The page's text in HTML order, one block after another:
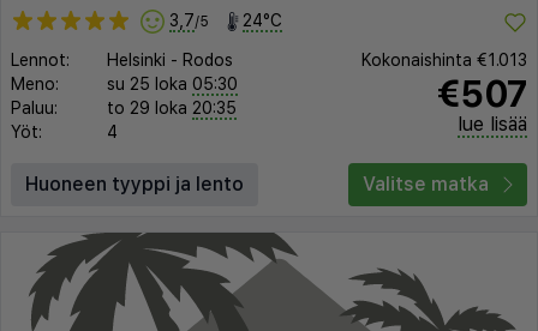
3,7/5 24°C
Lennot: Helsinki - Rodos
Meno:
su 25 loka 05:30
Paluu:
to 29 loka 20:35
Yöt:
4
Kokonaishinta €1.013
€507
lue lisää
Huoneen tyyppi ja lento Valitse matka